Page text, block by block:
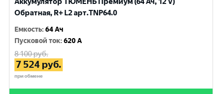
Обратная, R+ L2 арт.TNP64.0
Емкость:64 Ач
Пусковой ток:620 A
8 100руб.
7 524 руб.
при обмене